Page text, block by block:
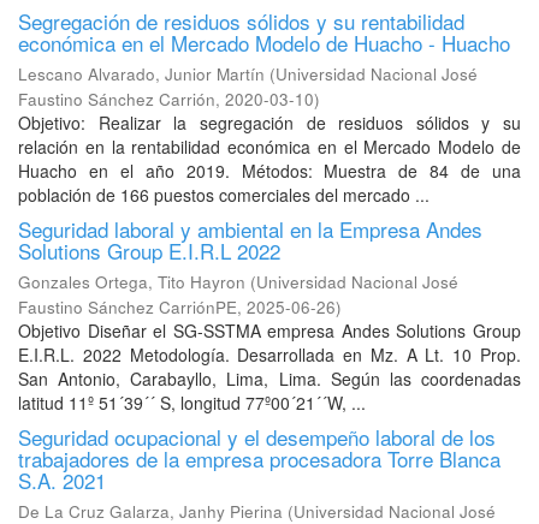
Segregación de residuos sólidos y su rentabilidad
económica en el Mercado Modelo de Huacho - Huacho
Lescano Alvarado, Junior Martín (Universidad Nacional José
Faustino Sánchez Carrión, 2020-03-10)
Objetivo: Realizar la segregación de residuos sólidos y su
relación en la rentabilidad económica en el Mercado Modelo de
Huacho en el año 2019. Métodos: Muestra de 84 de una
población de 166 puestos comerciales del mercado ...
Seguridad laboral y ambiental en la Empresa Andes
Solutions Group E.I.R.L 2022
Gonzales Ortega, Tito Hayron (Universidad Nacional José
Faustino Sánchez CarriónPE, 2025-06-26)
Objetivo Diseñar el SG-SSTMA empresa Andes Solutions Group
E.I.R.L. 2022 Metodología. Desarrollada en Mz. A Lt. 10 Prop.
San Antonio, Carabayllo, Lima, Lima. Según las coordenadas
latitud 11º 51´39´´ S, longitud 77º00´21´´W, ...
Seguridad ocupacional y el desempeño laboral de los
trabajadores de la empresa procesadora Torre Blanca
S.A. 2021
De La Cruz Galarza, Janhy Pierina (Universidad Nacional José